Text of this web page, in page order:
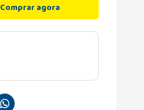
Comprar agora